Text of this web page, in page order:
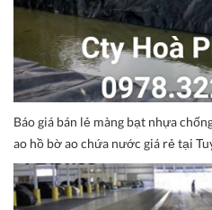
Báo giá bán lẻ màng bạt nhựa
ao hồ bờ ao chứa nước giá rẻ tại